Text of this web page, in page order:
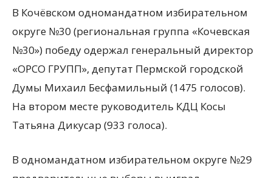
В Кочёвском одномандатном избирательном
округе №30 (региональная группа «Кочевская
№30») победу одержал генеральный директор
«ОРСО ГРУПП», депутат Пермской городской
Думы Михаил Бесфамильный (1475 голосов).
На втором месте руководитель КДЦ Косы
Татьяна Дикусар (933 голоса).
В одномандатном избирательном округе №29